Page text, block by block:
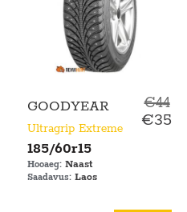
GOODYEAR
Ultragrip Extreme
185/60r15
Hooaeg: Naast
Saadavus: Laos
€44
€35